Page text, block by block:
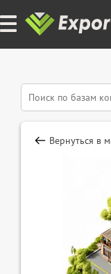
Вернуться в